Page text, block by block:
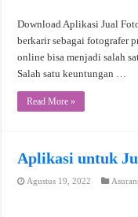
Download Aplikasi Jual
berkarir sebagai fotografer
online bisa menjadi salah
Salah satu keuntungan …
Read More »
Aplikasi untuk
Agustus 19, 2022